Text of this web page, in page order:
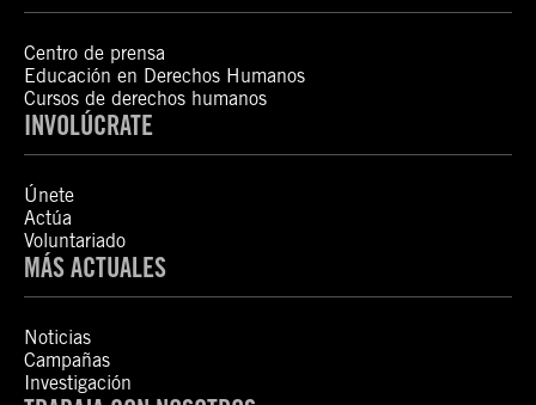
Centro de prensa
Educación en Derechos Humanos
Cursos de derechos humanos
INVOLÚCRATE
Únete
Actúa
Voluntariado
MÁS ACTUALES
Noticias
Campañas
Investigación